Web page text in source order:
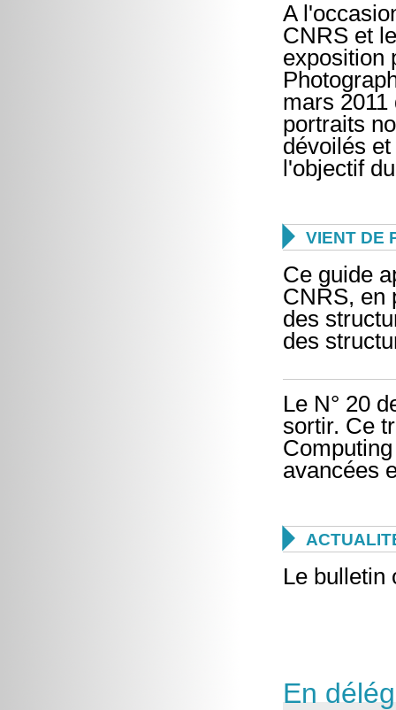
A
CNRS et
exposition
mars
portraits
dévoilés
l'objectif
 VIENT DE
Ce guide
CNRS, en
des
des
Le N° 20
sortir. Ce
avancées

Le bulletin
En